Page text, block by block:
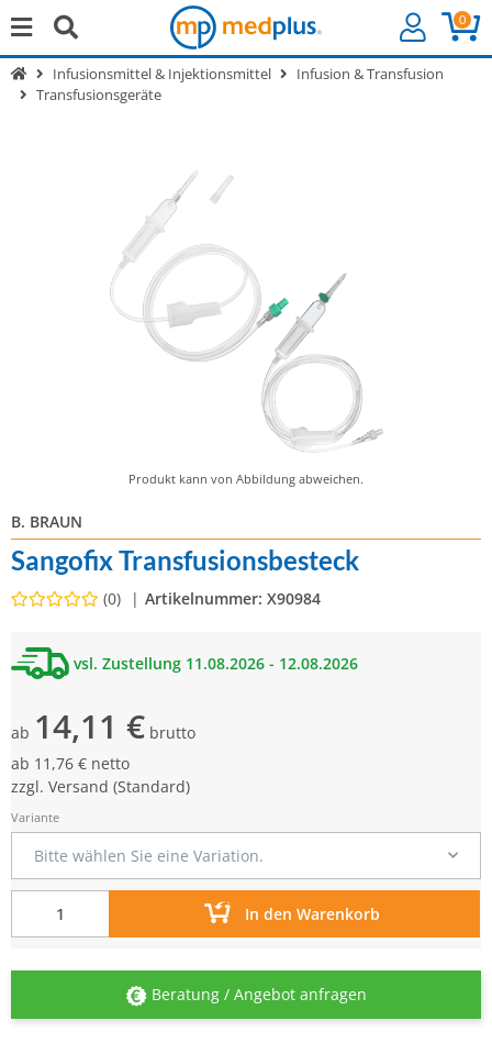
0
Infusionsmittel & Injektionsmittel
Infusion & Transfusion
Transfusionsgeräte
Produkt kann von Abbildung abweichen.
B. BRAUN
Sangofix Transfusionsbesteck
(0) Artikelnummer: X90984
vsl. Zustellung 11.08.2026 - 12.08.2026
ab 14,11 € brutto
ab 11,76 € netto
zzgl. Versand (Standard)
Variante
Bitte wählen Sie eine Variation.
In den Warenkorb
Beratung / Angebot anfragen